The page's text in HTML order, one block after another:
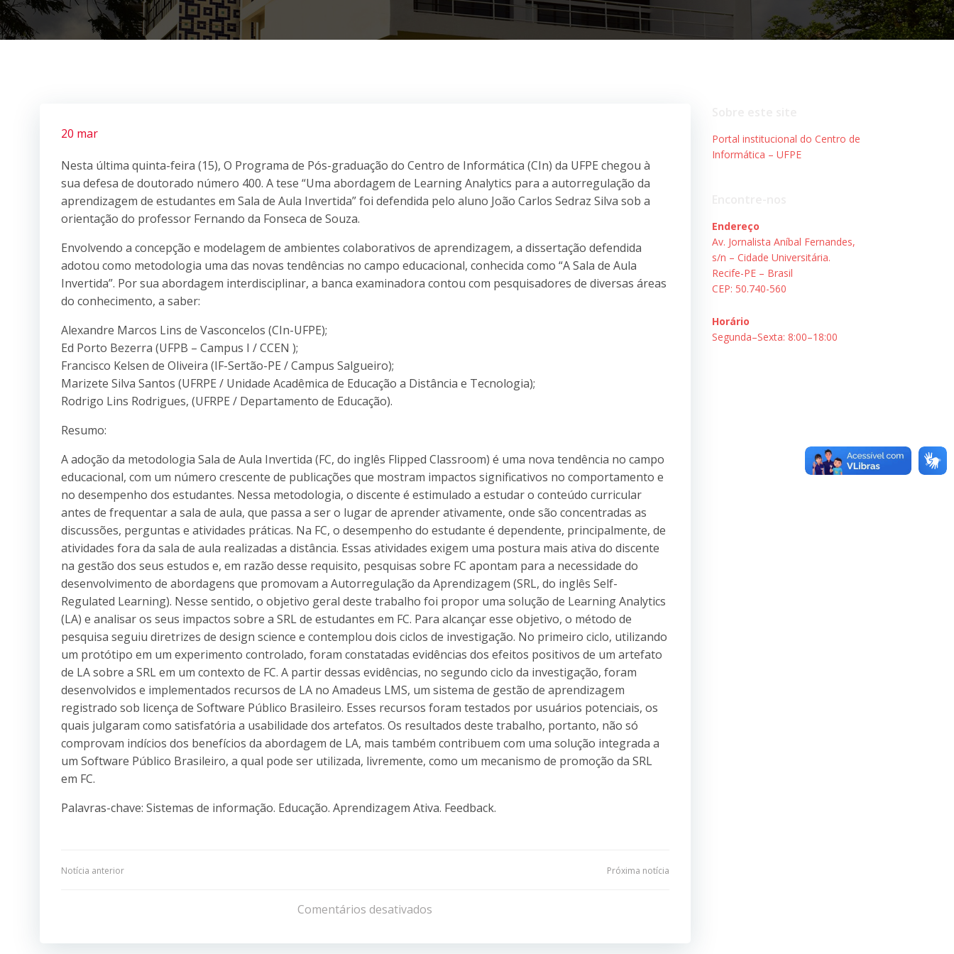
20 mar
Nesta última quinta-feira (15), O Programa de Pós-graduação do Centro de Informática (CIn) da UFPE chegou à
sua defesa de doutorado número 400. A tese “Uma abordagem de Learning Analytics para a autorregulação da
aprendizagem de estudantes em Sala de Aula Invertida” foi defendida pelo aluno João Carlos Sedraz Silva sob a
orientação do professor Fernando da Fonseca de Souza.
Envolvendo a concepção e modelagem de ambientes colaborativos de aprendizagem, a dissertação defendida
adotou como metodologia uma das novas tendências no campo educacional, conhecida como “A Sala de Aula
Invertida”. Por sua abordagem interdisciplinar, a banca examinadora contou com pesquisadores de diversas áreas
do conhecimento, a saber:
Alexandre Marcos Lins de Vasconcelos (CIn-UFPE);
Ed Porto Bezerra (UFPB – Campus I / CCEN );
Francisco Kelsen de Oliveira (IF-Sertão-PE / Campus Salgueiro);
Marizete Silva Santos (UFRPE / Unidade Acadêmica de Educação a Distância e Tecnologia);
Rodrigo Lins Rodrigues, (UFRPE / Departamento de Educação).
Resumo:
A adoção da metodologia Sala de Aula Invertida (FC, do inglês Flipped Classroom) é uma nova tendência no campo
educacional, com um número crescente de publicações que mostram impactos significativos no comportamento e
no desempenho dos estudantes. Nessa metodologia, o discente é estimulado a estudar o conteúdo curricular
antes de frequentar a sala de aula, que passa a ser o lugar de aprender ativamente, onde são concentradas as
discussões, perguntas e atividades práticas. Na FC, o desempenho do estudante é dependente, principalmente, de
atividades fora da sala de aula realizadas a distância. Essas atividades exigem uma postura mais ativa do discente
na gestão dos seus estudos e, em razão desse requisito, pesquisas sobre FC apontam para a necessidade do
desenvolvimento de abordagens que promovam a Autorregulação da Aprendizagem (SRL, do inglês Self-
Regulated Learning). Nesse sentido, o objetivo geral deste trabalho foi propor uma solução de Learning Analytics
(LA) e analisar os seus impactos sobre a SRL de estudantes em FC. Para alcançar esse objetivo, o método de
pesquisa seguiu diretrizes de design science e contemplou dois ciclos de investigação. No primeiro ciclo, utilizando
um protótipo em um experimento controlado, foram constatadas evidências dos efeitos positivos de um artefato
de LA sobre a SRL em um contexto de FC. A partir dessas evidências, no segundo ciclo da investigação, foram
desenvolvidos e implementados recursos de LA no Amadeus LMS, um sistema de gestão de aprendizagem
registrado sob licença de Software Público Brasileiro. Esses recursos foram testados por usuários potenciais, os
quais julgaram como satisfatória a usabilidade dos artefatos. Os resultados deste trabalho, portanto, não só
comprovam indícios dos benefícios da abordagem de LA, mais também contribuem com uma solução integrada a
um Software Público Brasileiro, a qual pode ser utilizada, livremente, como um mecanismo de promoção da SRL
em FC.
Palavras-chave: Sistemas de informação. Educação. Aprendizagem Ativa. Feedback.
Navegação
Post
Notícia anterior
de
Post
Próxima notícia
Comentários desativados
Portal institucional do Centro de
Informática – UFPE
Endereço
Av. Jornalista Aníbal Fernandes,
s/n – Cidade Universitária.
Recife-PE – Brasil
CEP: 50.740-560
Horário
Segunda–Sexta: 8:00–18:00